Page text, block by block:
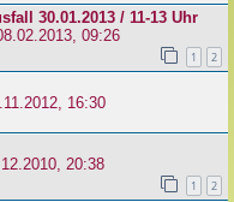
30.01.2013 / 11-13 Uhr
09:26
1 2
16:30
20:38
1 2